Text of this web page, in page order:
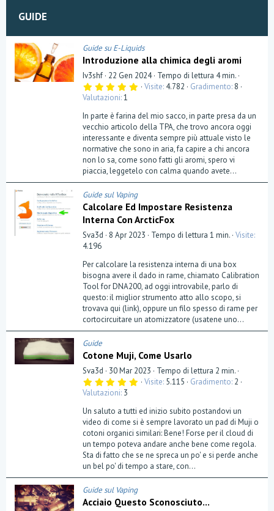
GUIDE
Guide su E-Liquids
Introduzione alla chimica degli aromi
Iv3shf 22 Gen 2024 Tempo di lettura 4 min.
5
0
s
t
e
l
l
a
(
e
)
Visite 4.782 Gradimento 8
Valutazioni 1
In parte è farina del mio sacco, in parte presa da un
vecchio articolo della TPA, che trovo ancora oggi
interessante e diventa sempre più attuale visto le
normative che sono in aria, fa capire a chi ancora
non lo sa, come sono fatti gli aromi, spero vi
piaccia, leggetelo con calma quando avete...
Guide sul Vaping
Calcolare Ed Impostare Resistenza
Interna Con ArcticFox
Sva3d 8 Apr 2023 Tempo di lettura 1 min. Visite
4.196
Per calcolare la resistenza interna di una box
bisogna avere il dado in rame, chiamato Calibration
Tool for DNA200, ad oggi introvabile, parlo di
questo: il miglior strumento atto allo scopo, si
trovava qui (link), oppure un filo spesso di rame per
cortocircuitare un atomizzatore (usatene uno...
Guide
Cotone Muji, Come Usarlo
Sva3d 30 Mar 2023
Tempo di lettura 2 min.
5
s
e
l
l
a
(
e
)
Visite 5.115 Gradimento 2
Valutazioni 3
Un saluto a tutti ed inizio subito postandovi un
video di come si è sempre lavorato un pad di Muji o
cotoni organici similari: Bene! Forse per il cloud di
un tempo poteva andare anche bene come regola.
Sta di fatto che se ne spreca un po' e si perde anche
un bel po' di tempo a stare, con...
Guide sul Vaping
Acciaio Questo Sconosciuto...